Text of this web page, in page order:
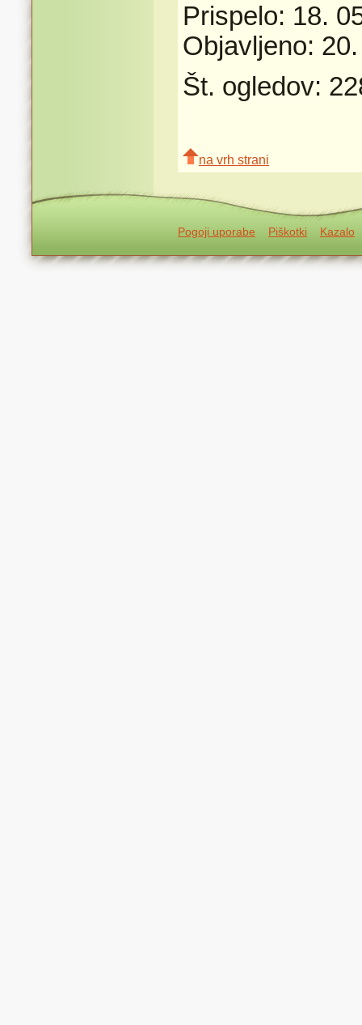
Prispelo: 18.
Objavljeno:
Št. ogledov:
na vrh strani
Pogoji uporabe Piškotki Kazalo